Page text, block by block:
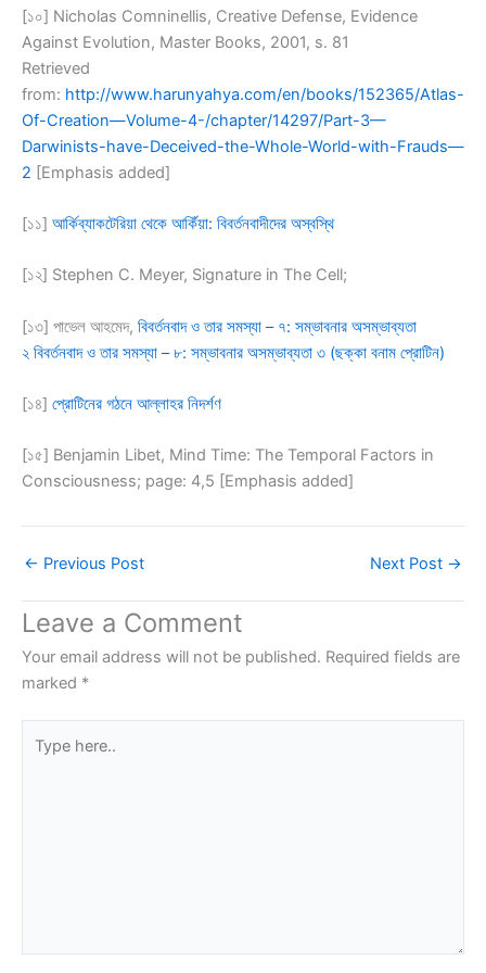
[১০] Nicholas Comninellis, Creative Defense, Evidence
Against Evolution, Master Books, 2001, s. 81
Retrieved
from: http://www.harunyahya.com/en/books/152365/Atlas-
Of-Creation—Volume-4-/chapter/14297/Part-3—
Darwinists-have-Deceived-the-Whole-World-with-Frauds—
2 [Emphasis added]
[১১] আর্কিব্যাকটেরিয়া থেকে আর্কিঁয়া: বিবর্তনবাদীদের অস্বস্থি
[১২] Stephen C. Meyer, Signature in The Cell;
[১৩] পাভেল আহমেদ, বিবর্তনবাদ ও তার সমস্যা – ৭: সম্ভাবনার অসম্ভাব্যতা
২ বিবর্তনবাদ ও তার সমস্যা – ৮: সম্ভাবনার অসম্ভাব্যতা ৩ (ছক্কা বনাম প্রোটিন)
[১৪] প্রোটিনের গঠনে আল্লাহর নিদর্শণ
[১৫] Benjamin Libet, Mind Time: The Temporal Factors in
Consciousness; page: 4,5 [Emphasis added]
← Previous Post Next Post →
Leave a Comment
Your email address will not be published. Required fields are
marked *
here..